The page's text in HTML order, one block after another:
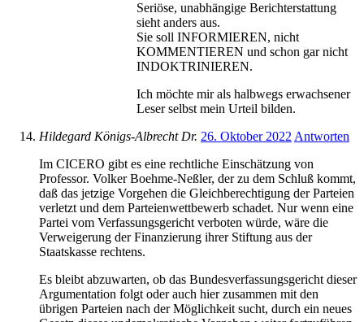
Seriöse, unabhängige Berichterstattung
sieht anders aus.
Sie soll INFORMIEREN, nicht
KOMMENTIEREN und schon gar nicht
INDOKTRINIEREN.
Ich möchte mir als halbwegs erwachsener
Leser selbst mein Urteil bilden.
Hildegard Königs-Albrecht Dr. 26. Oktober 2022Antworten
Im CICERO gibt es eine rechtliche Einschätzung von
Professor. Volker Boehme-Neßler, der zu dem Schluß kommt,
daß das jetzige Vorgehen die Gleichberechtigung der Parteien
verletzt und dem Parteienwettbewerb schadet. Nur wenn eine
Partei vom Verfassungsgericht verboten würde, wäre die
Verweigerung der Finanzierung ihrer Stiftung aus der
Staatskasse rechtens.
Es bleibt abzuwarten, ob das Bundesverfassungsgericht dieser
Argumentation folgt oder auch hier zusammen mit den
übrigen Parteien nach der Möglichkeit sucht, durch ein neues